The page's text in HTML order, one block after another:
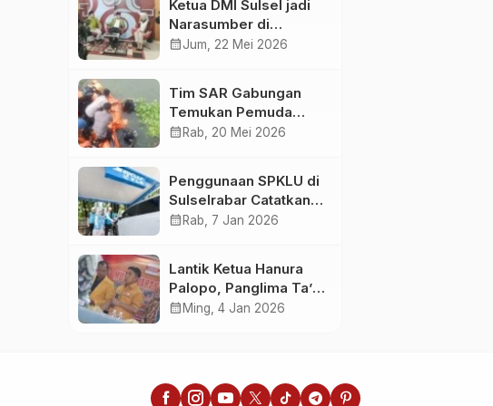
Ketua DMI Sulsel jadi
Narasumber di
Kompas Tv
calendar_monthJum, 22 Mei 2026
Tim SAR Gabungan
Temukan Pemuda
Loncat ke Sungai
calendar_month Rab, 20 Mei 2026
Penggunaan SPKLU di
Sulselrabar Catatkan
Kenaikan Tiga Kali
calendar_month Rab, 7 Jan 2026
Lantik Ketua Hanura
Palopo, Panglima Ta’ :
Jabatan adalah
calendar_month Ming, 4 Jan 2026